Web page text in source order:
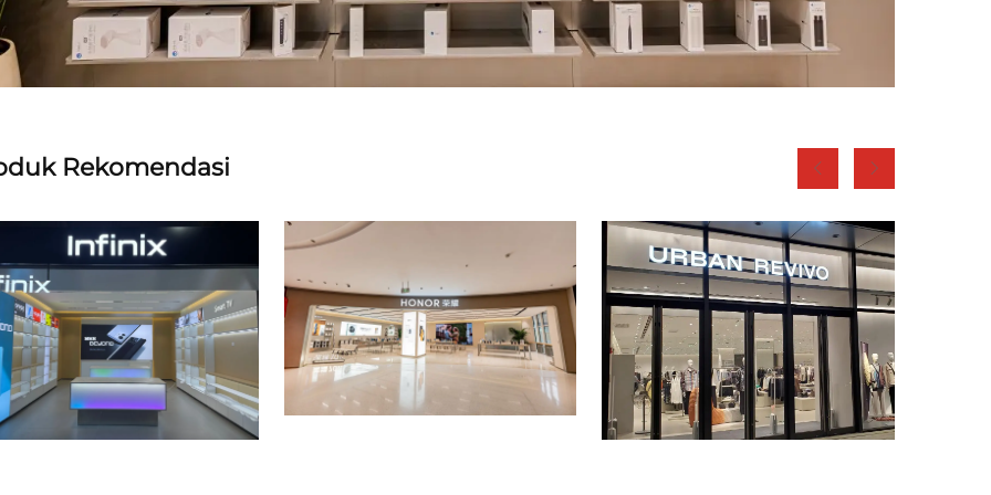
Rekomendasi